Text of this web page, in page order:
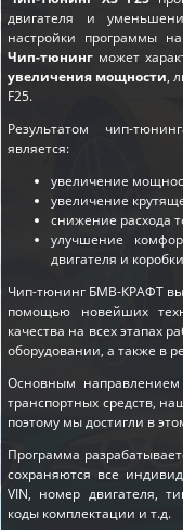
двигателя и
настройки программы
Чип-тюнинг может
увеличения мощности,
F25.
Результатом чип-
является:
увеличение
увеличение
снижение расхода
улучшение
двигателя и
Чип-тюнинг БМВ-КРАФТ
помощью новейших
качества на всех этапах
оборудовании, а также в
Основным
транспортных средств,
поэтому мы достигли в
Программа
сохраняются все
VIN, номер двигателя,
коды комплектации и т.д.